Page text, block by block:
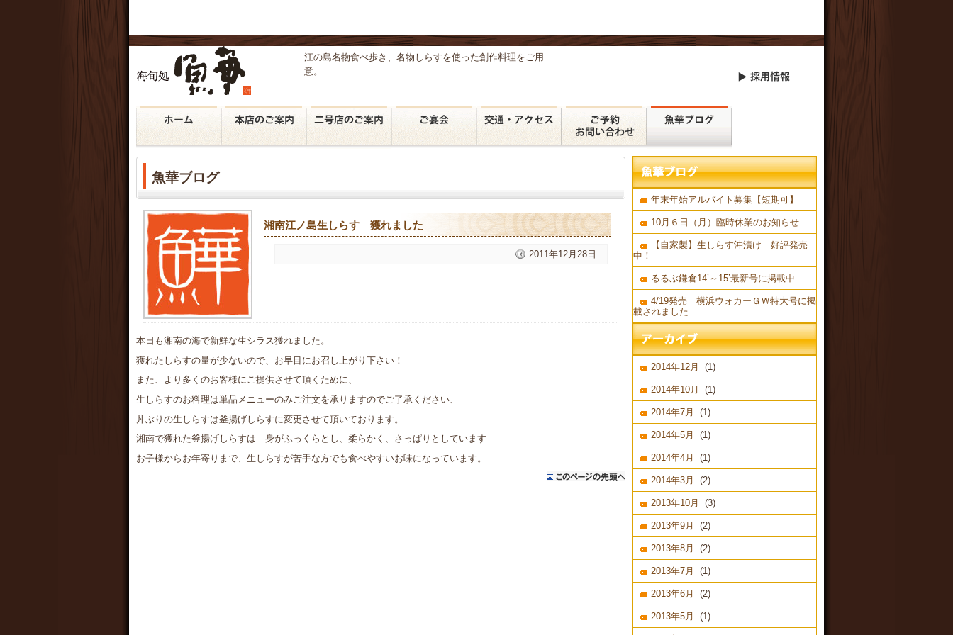
江の島名物食べ歩き、名物しらすを使った創作料理をご用
意。
魚華ブログ
湘南江ノ島生しらす 獲れました
2011年12月28日
本日も湘南の海で新鮮な生シラス獲れました。
獲れたしらすの量が少ないので、お早目にお召し上がり下さい！
また、より多くのお客様にご提供させて頂くために、
生しらすのお料理は単品メニューのみご注文を承りますのでご了承ください、
丼ぶりの生しらすは釜揚げしらすに変更させて頂いております。
湘南で獲れた釜揚げしらすは 身がふっくらとし、柔らかく、さっぱりとしています
お子様からお年寄りまで、生しらすが苦手な方でも食べやすいお味になっています。
年末年始アルバイト募集【短期可】
10月６日（月）臨時休業のお知らせ
【自家製】生しらす沖漬け 好評発売
中！
るるぶ鎌倉14’～15’最新号に掲載中
4/19発売 横浜ウォカーＧＷ特大号に掲
載されました
2014年12月 (1)
2014年10月 (1)
2014年7月 (1)
2014年5月 (1)
2014年4月 (1)
2014年3月 (2)
2013年10月 (3)
2013年9月 (2)
2013年8月 (2)
2013年7月 (1)
2013年6月 (2)
2013年5月 (1)